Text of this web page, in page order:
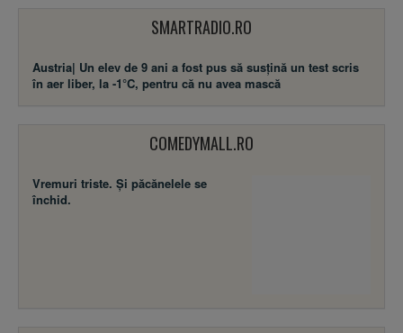
SMARTRADIO.RO
Austria| Un elev de 9 ani a fost pus să susţină un test scris
în aer liber, la -1°C, pentru că nu avea mască
COMEDYMALL.RO
Vremuri triste. Şi păcănelele se
închid.